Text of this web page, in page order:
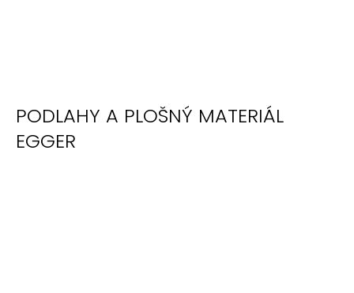
PODLAHY A PLOŠNÝ MATERIÁL
EGGER